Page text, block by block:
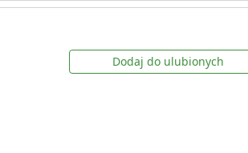
Dodaj do ulubionych